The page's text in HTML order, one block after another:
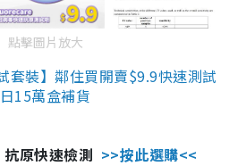
點擊圖片放大
套裝】鄰住買開賣$9.9快速測試
15萬盒補貨
原快速檢測 >>按此選購<<